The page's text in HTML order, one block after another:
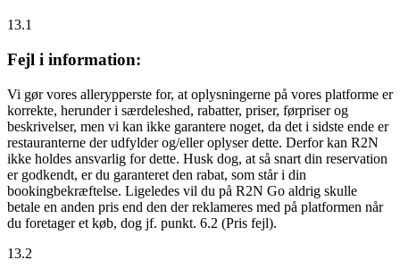
13.1
Fejl i information:
Vi gør vores allerypperste for, at oplysningerne på vores platforme er
korrekte, herunder i særdeleshed, rabatter, priser, førpriser og
beskrivelser, men vi kan ikke garantere noget, da det i sidste ende er
restauranterne der udfylder og/eller oplyser dette. Derfor kan R2N
ikke holdes ansvarlig for dette. Husk dog, at så snart din reservation
er godkendt, er du garanteret den rabat, som står i din
bookingbekræftelse. Ligeledes vil du på R2N Go aldrig skulle
betale en anden pris end den der reklameres med på platformen når
du foretager et køb, dog jf. punkt. 6.2 (Pris fejl).
13.2